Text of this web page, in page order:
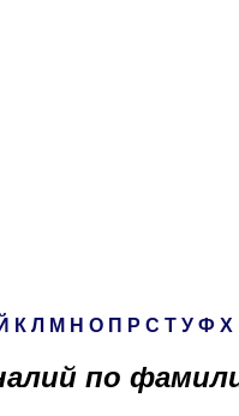
Й К Л М Н О П Р С Т У Ф Х
по